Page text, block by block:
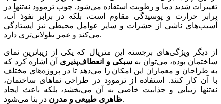
تغییرات شدید دما و رطوبت استفاده می‌شود. چوب ترموود نه‌تنها در
برابر حرارت و پوسیدگی مقاوم است، بلکه در برابر نفوذ آب،
آسیب‌های ناشی از حشرات و سایر عوامل محیطی نیز ایستادگی
می‌کند و عمر طولانی‌تری دارد.
از دیگر ویژگی‌های برجسته این متریال که یکی از زیباترین نمای
ساختمان بوده، می‌توان بهسبکی و انعطاف‌پذیری آن اشاره کرد که
به طراحان و معماران این امکان را می‌دهد تا در پروژه‌های مختلف
با آن کار کنند. استفاده از ترموود در طراحی نماهای ساختمان،
نه‌تنها زیبایی و جذابیت خاصی به آن می‌بخشد، بلکه باعث ایجاد
ظاهری طبیعی و مدرندر بنا می‌شود.